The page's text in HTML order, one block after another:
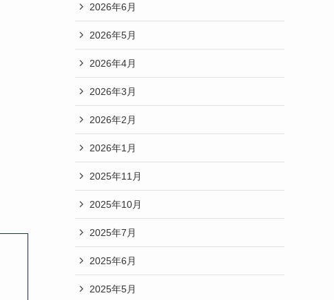
2026年6月
2026年5月
2026年4月
2026年3月
2026年2月
2026年1月
2025年11月
2025年10月
2025年7月
2025年6月
2025年5月